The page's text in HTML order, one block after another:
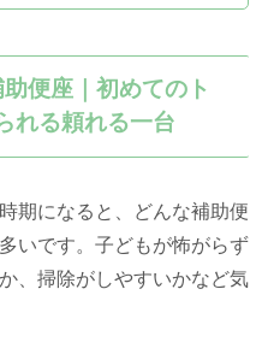
便座｜初めてのト
れる頼れる一台
期になると、どんな補助便
いです。子どもが怖がらず
、掃除がしやすいかなど気